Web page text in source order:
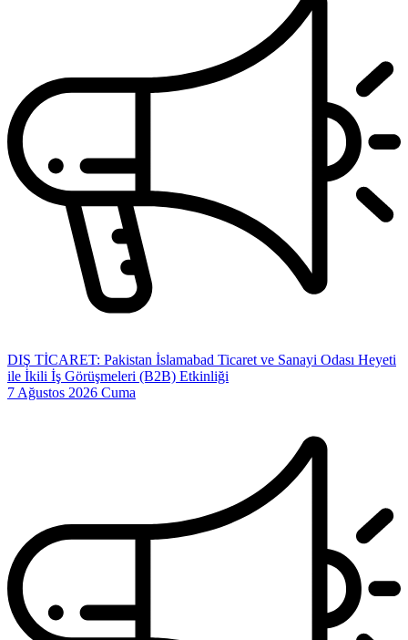
DIŞ TİCARET: Pakistan İslamabad Ticaret ve Sanayi Odası Heyeti
ile İkili İş Görüşmeleri (B2B) Etkinliği
7 Ağustos 2026 Cuma